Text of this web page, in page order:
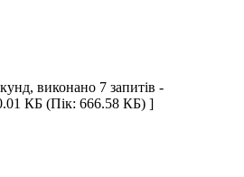
виконано 7 запитів -
КБ (Пік: 666.58 КБ) ]